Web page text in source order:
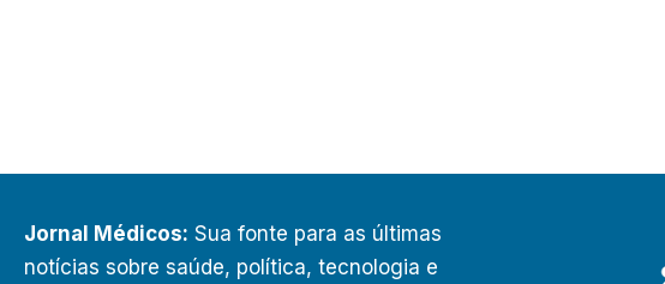
Jornal Médicos: Sua fonte para as últimas
notícias sobre saúde, política, tecnologia e